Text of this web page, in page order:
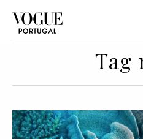
Tag